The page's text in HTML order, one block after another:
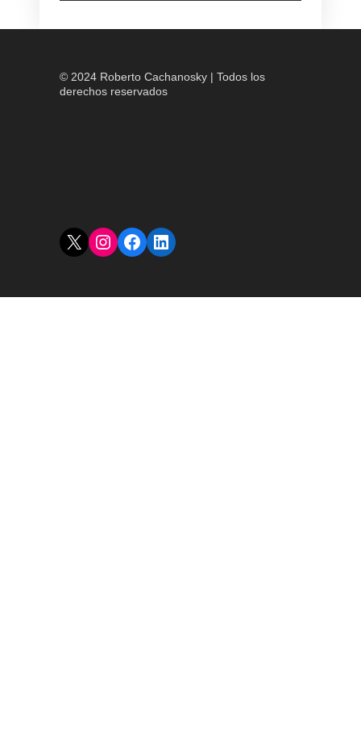
© 2024 Roberto Cachanosky | Todos los
derechos reservados
X Instagram
Facebook
LinkedIn